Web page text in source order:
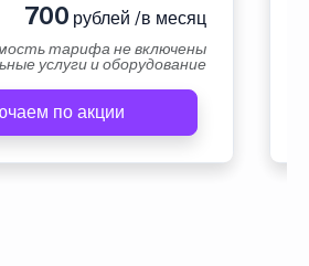
700 рублей /в месяц
тарифа не включены
услуги и оборудование
по акции